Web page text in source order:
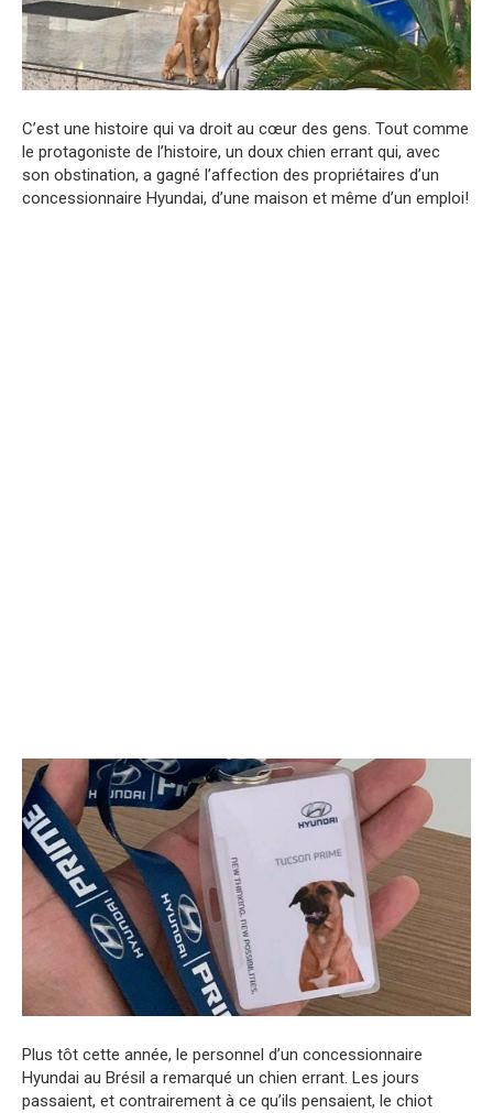
C’est une histoire qui va droit au cœur des gens. Tout comme
le protagoniste de l’histoire, un doux chien errant qui, avec
son obstination, a gagné l’affection des propriétaires d’un
concessionnaire Hyundai, d’une maison et même d’un emploi!
Plus tôt cette année, le personnel d’un concessionnaire
Hyundai au Brésil a remarqué un chien errant. Les jours
passaient, et contrairement à ce qu’ils pensaient, le chiot